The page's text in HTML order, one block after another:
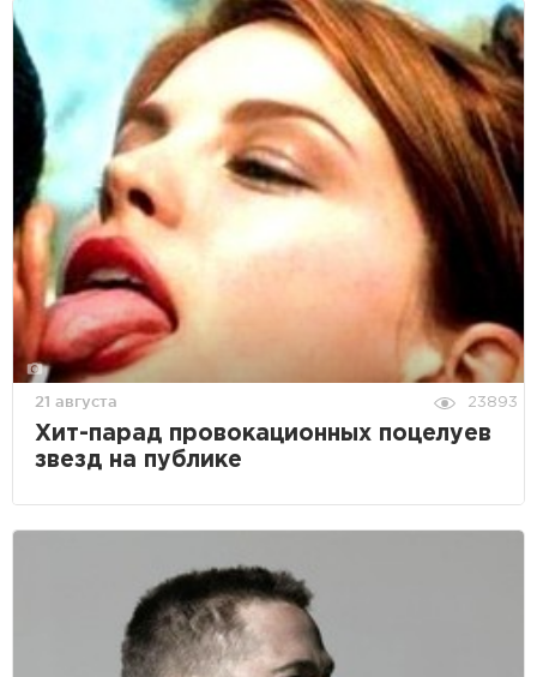
21 августа 23893
Хит-парад провокационных поцелуев
звезд на публике